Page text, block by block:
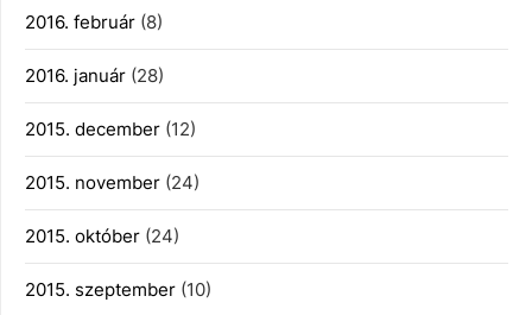
2016. február (8)
2016. január (28)
2015. december (12)
2015. november (24)
2015. október (24)
2015. szeptember (10)